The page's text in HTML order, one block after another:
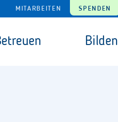
MITARBEITEN SPENDEN
Bilden